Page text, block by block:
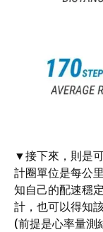
▼接下來，則是
計圈單位是每公
知自己的配速穩
計，也可以得知
(前提是心率量測